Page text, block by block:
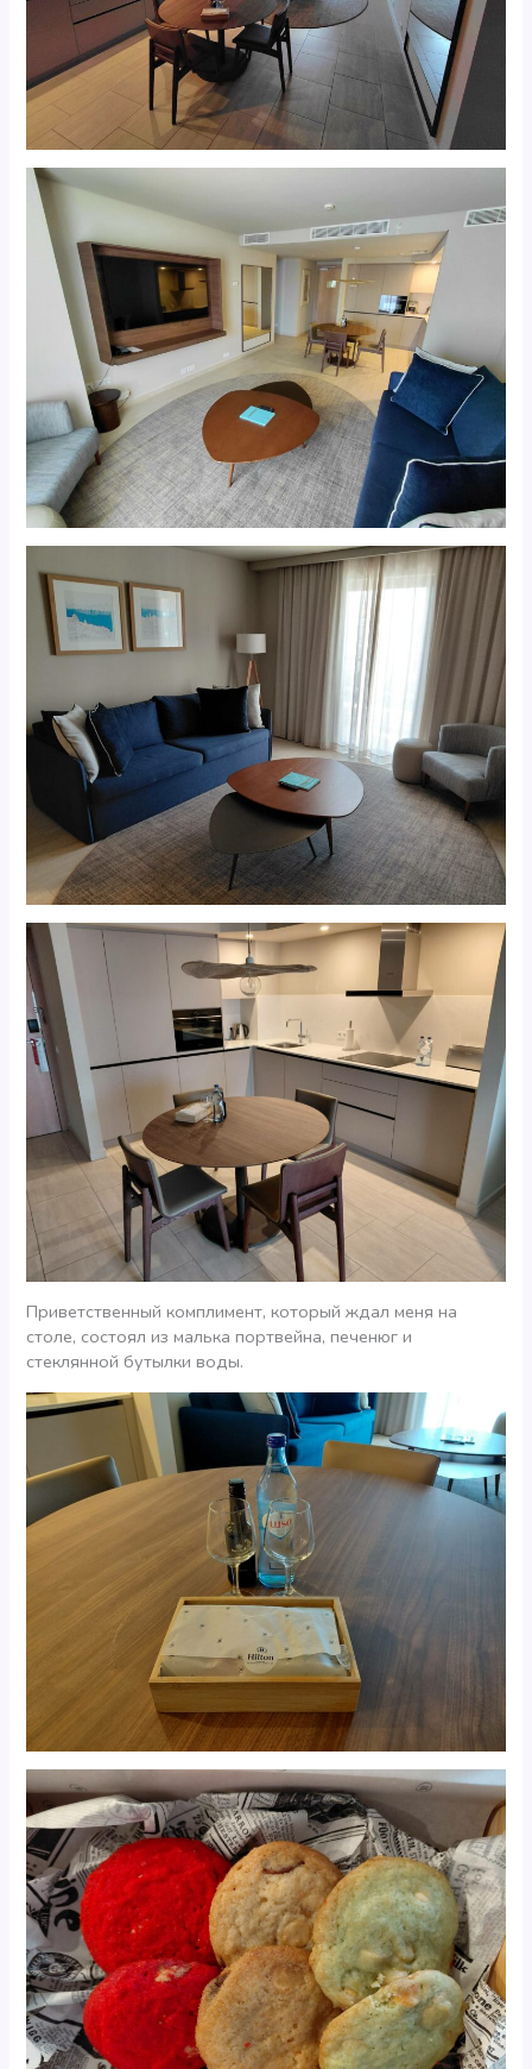
Приветственный комплимент, который ждал меня на
столе, состоял из малька портвейна, печенюг и
стеклянной бутылки воды.